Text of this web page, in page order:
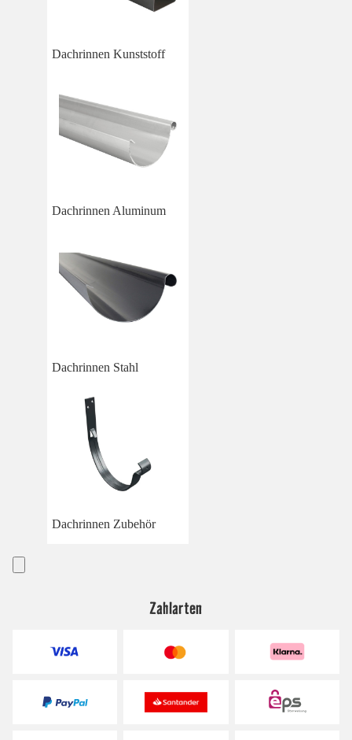
Dachrinnen Kunststoff
Dachrinnen Aluminum
Dachrinnen Stahl
Dachrinnen Zubehör
Zahlarten